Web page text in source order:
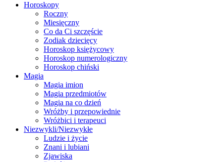
Horoskopy
Roczny
Miesięczny
Co da Ci szczęście
Zodiak dziecięcy
Horoskop księżycowy
Horoskop numerologiczny
Horoskop chiński
Magia
Magia imion
Magia przedmiotów
Magia na co dzień
Wróżby i przepowiednie
Wróżbici i terapeuci
Niezwykli/Niezwykłe
Ludzie i życie
Znani i lubiani
Zjawiska